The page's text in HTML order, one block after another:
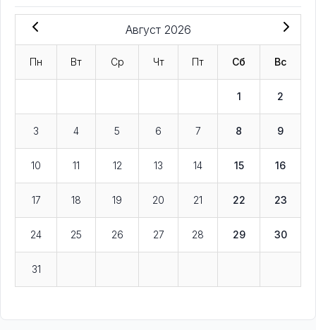
Август 2026
Пн Вт Ср Чт Пт Сб Вс
1 2
3 4 5 6 7 8 9
10 11 12 13 14 15 16
17 18 19 20 21 22 23
24 25 26 27 28 29 30
31